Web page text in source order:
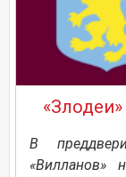
В
«Вилланов»